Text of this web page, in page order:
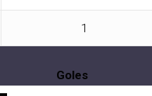
1
Goles